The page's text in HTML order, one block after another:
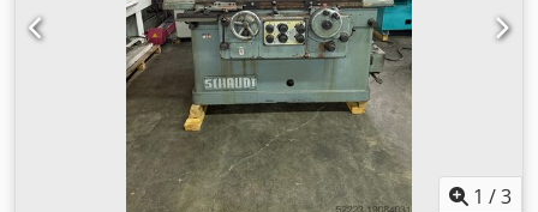
dönüştürücü harici taşlama mili - Döner iç taşlama ünitesi
- Frekans dönüştürücü iç taşlama mili - Su sıçraması için
kısmi veya tam muhafaza ile birlikte CE işareti - Uzaktan
bakım - Uygun soğutma sıvısı / egzoz sistemi - taşlama
tekerleği flanşı / değiştirme kolu - ve çok daha fazlası
Mevcut stok makinenizi de revize edebiliriz! Schaudt /
Studer / Kellenberger / Bahmüller / Voumard / Overbeck /
Fortuna / Tacchella vb.
1 /3